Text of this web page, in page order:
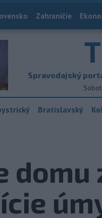
Zahraničie
Spravodajský
Bratislavský